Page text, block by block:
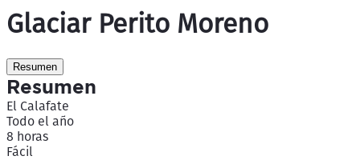
Glaciar Perito Moreno
Resumen
Resumen
El Calafate
Todo el año
8 horas
Fácil